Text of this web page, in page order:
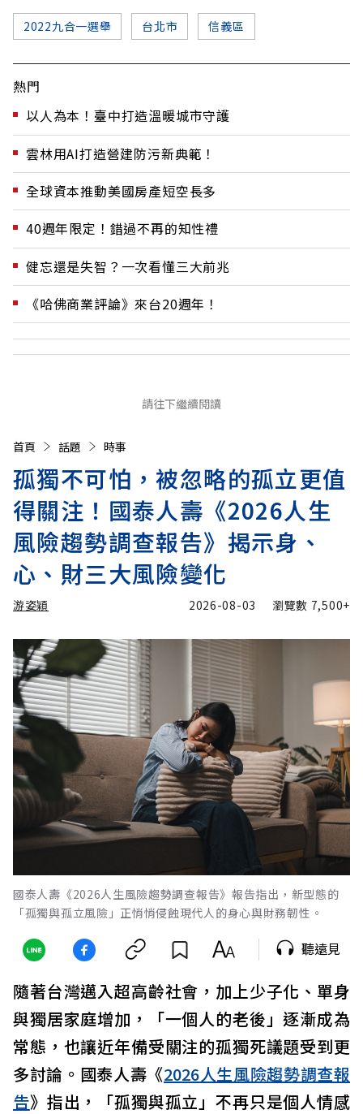
2022九合一選舉 台北市 信義區
熱門
以人為本！臺中打造溫暖城市守護
雲林用AI打造營建防污新典範！
全球資本推動美國房產短空長多
40週年限定！錯過不再的知性禮
健忘還是失智？一次看懂三大前兆
《哈佛商業評論》來台20週年！
請往下繼續閱讀
首頁 話題 時事
孤獨不可怕，被忽略的孤立更值
得關注！國泰人壽《2026人生
風險趨勢調查報告》揭示身、
心、財三大風險變化
游姿穎 2026-08-03 瀏覽數 7,500+
國泰人壽《2026人生風險趨勢調查報告》報告指出，新型態的
「孤獨與孤立風險」正悄悄侵蝕現代人的身心與財務韌性。
聽遠見
隨著台灣邁入超高齡社會，加上少子化、單身
與獨居家庭增加，「一個人的老後」逐漸成為
常態，也讓近年備受關注的孤獨死議題受到更
多討論。國泰人壽《2026人生風險趨勢調查報
告》指出，「孤獨與孤立」不再只是個人情感